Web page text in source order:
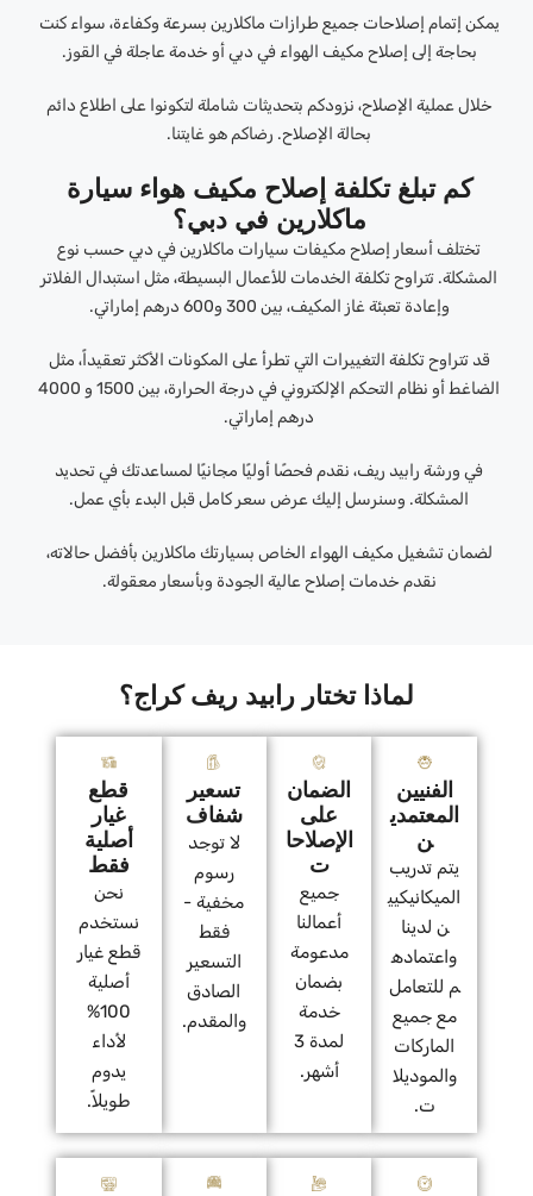
يمكن إتمام إصلاحات جميع طرازات ماكلارين بسرعة وكفاءة، سواء كنت
بحاجة إلى إصلاح مكيف الهواء في دبي أو خدمة عاجلة في القوز.
خلال عملية الإصلاح، نزودكم بتحديثات شاملة لتكونوا على اطلاع دائم
بحالة الإصلاح. رضاكم هو غايتنا.
كم تبلغ تكلفة إصلاح مكيف هواء سيارة
ماكلارين في دبي؟
تختلف أسعار إصلاح مكيفات سيارات ماكلارين في دبي حسب نوع
المشكلة. تتراوح تكلفة الخدمات للأعمال البسيطة، مثل استبدال الفلاتر
وإعادة تعبئة غاز المكيف، بين 300 و600 درهم إماراتي.
قد تتراوح تكلفة التغييرات التي تطرأ على المكونات الأكثر تعقيداً، مثل
الضاغط أو نظام التحكم الإلكتروني في درجة الحرارة، بين 1500 و 4000
درهم إماراتي.
في ورشة رابيد ريف، نقدم فحصًا أوليًا مجانيًا لمساعدتك في تحديد
المشكلة. وسنرسل إليك عرض سعر كامل قبل البدء بأي عمل.
لضمان تشغيل مكيف الهواء الخاص بسيارتك ماكلارين بأفضل حالاته،
نقدم خدمات إصلاح عالية الجودة وبأسعار معقولة.
لماذا تختار رابيد ريف كراج؟
الفنيين
المعتمدي
ن
يتم تدريب
الميكانيكيي
ن لدينا
واعتماده
م للتعامل
مع جميع
الماركات
والموديلا
ت.
الضمان
على
الإصلاحا
ت
جميع
أعمالنا
مدعومة
بضمان
خدمة
لمدة 3
أشهر.
تسعير
شفاف
لا توجد
رسوم
مخفية -
فقط
التسعير
الصادق
والمقدم.
قطع
غيار
أصلية
فقط
نحن
نستخدم
قطع غيار
أصلية
100%
لأداء
يدوم
طويلاً.